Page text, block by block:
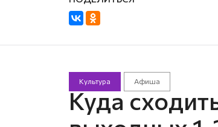
Культура Афиша
Куда